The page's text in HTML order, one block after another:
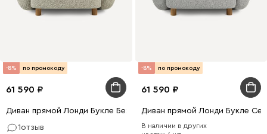
-8% по промокоду
61 590
Диван прямой Лонди Букле Бежевый
1отзыв
-8% по промокоду
61 590
Диван прямой Лонди Букле
В наличии в других